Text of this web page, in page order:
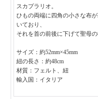
スカプラリオ。
ひもの両端に四角の小さな布
いており、
それを首の前後に下げて聖母の
サイズ：約52mm×45mm
紐の長さ：約48cm
材質：フェルト、紐
輸入国：イタリア